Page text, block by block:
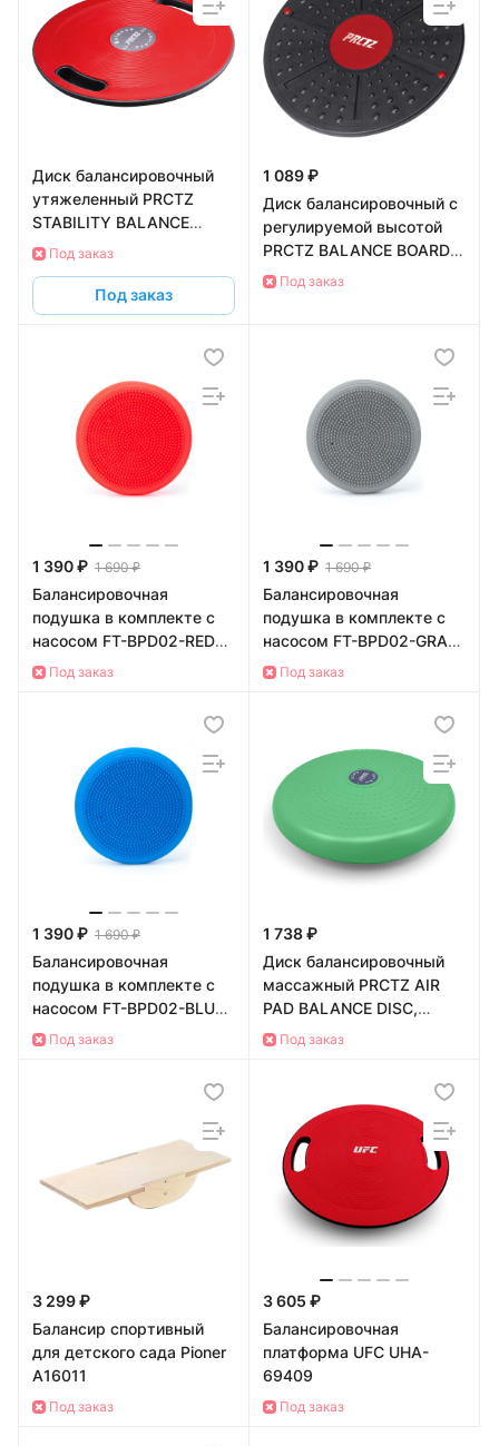
Диск балансировочный
утяжеленный PRCTZ
STABILITY BALANCE
BOARD WEIGHTED, 2.7 кг.
Под заказ
Под заказ
1 089 ₽
Диск балансировочный с
регулируемой высотой
PRCTZ BALANCE BOARD
STABILITY,39.5 cм.
Под заказ
1 390 ₽ 1 690 ₽
Балансировочная
подушка в комплекте с
насосом FT-BPD02-RED
(цвет - красный)
Под заказ
1 390 ₽ 1 690 ₽
Балансировочная
подушка в комплекте с
насосом FT-BPD02-GRAY
(цвет - серый)
Под заказ
1 390 ₽ 1 690 ₽
Балансировочная
подушка в комплекте с
насосом FT-BPD02-BLUE
(цвет - синий)
Под заказ
1 738 ₽
Диск балансировочный
массажный PRCTZ AIR
PAD BALANCE DISC,
33см.Под заказ
3 299 ₽
Балансир спортивный
для детского сада Pioner
A16011
Под заказ
3 605 ₽
Балансировочная
платформа UFC UHA-
69409
Под заказ